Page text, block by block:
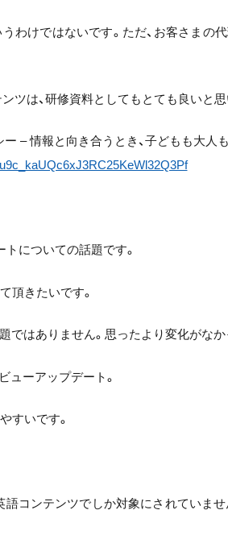
わけではないです。ただ、お客さまの
ツは、研修資料としてもとても良いと思
– 情報と向き合うとき、子どもも大人
トについての話題です。
頂きたいです。
ではありません。思ったより変化がなか
ューアップデート。
すいです。
コンテンツでしか対象にされていま